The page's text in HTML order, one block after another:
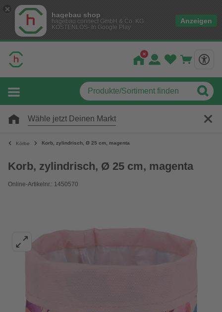
hagebau shop
hagebau connect GmbH & Co. KG
KOSTENLOS- In Google Play
Anzeigen
Wähle jetzt Deinen Markt
Körbe Korb, zylindrisch, Ø 25 cm, magenta
Korb, zylindrisch, Ø 25 cm, magenta
Online-Artikelnr.: 1450570